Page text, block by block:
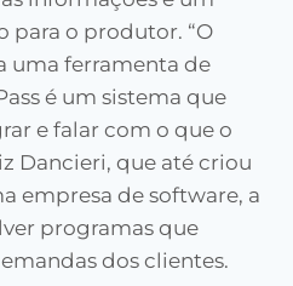
para o produtor. “O
uma ferramenta de
é um sistema que
e falar com o que o
Dancieri, que até criou
empresa de software, a
programas que
dos clientes.